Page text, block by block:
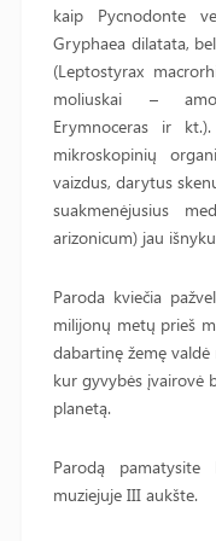
kaip Pycnodonte
Gryphaea dilatata,
(Leptostyrax
moliuskai –
Erymnoceras ir
mikroskopinių
vaizdus, darytus
suakmenėjusius
arizonicum) jau
Paroda kviečia
milijonų metų prieš
dabartinę žemę valdė
kur gyvybės įvairovė
planetą.
Parodą pamatysite
muziejuje III aukšte.